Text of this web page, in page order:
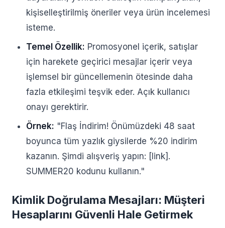
kişiselleştirilmiş öneriler veya ürün incelemesi
isteme.
Temel Özellik: Promosyonel içerik, satışlar
için harekete geçirici mesajlar içerir veya
işlemsel bir güncellemenin ötesinde daha
fazla etkileşimi teşvik eder. Açık kullanıcı
onayı gerektirir.
Örnek: "Flaş İndirim! Önümüzdeki 48 saat
boyunca tüm yazlık giysilerde %20 indirim
kazanın. Şimdi alışveriş yapın: [link].
SUMMER20 kodunu kullanın."
Kimlik Doğrulama Mesajları: Müşteri
Hesaplarını Güvenli Hale Getirmek